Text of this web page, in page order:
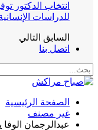
انتخاب الدكتور
للدراسات
السابق التالي
اتصل بنا
الصفحة الرئيسية
غير مصنف
عبدالرجمان